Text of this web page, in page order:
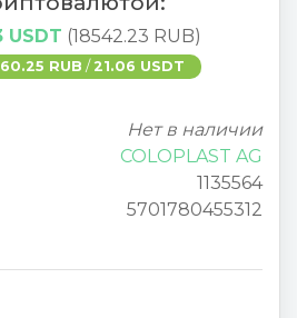
USDT (18542.23 RUB)
RUB /21.06 USDT
Нет в наличии
COLOPLAST AG
1135564
5701780455312